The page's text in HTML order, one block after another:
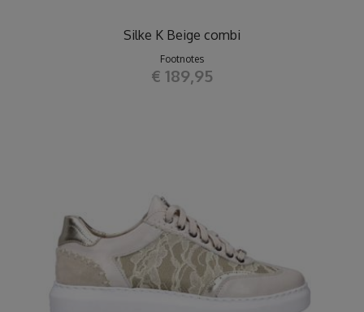
Silke K Beige combi
Footnotes
€ 189,95